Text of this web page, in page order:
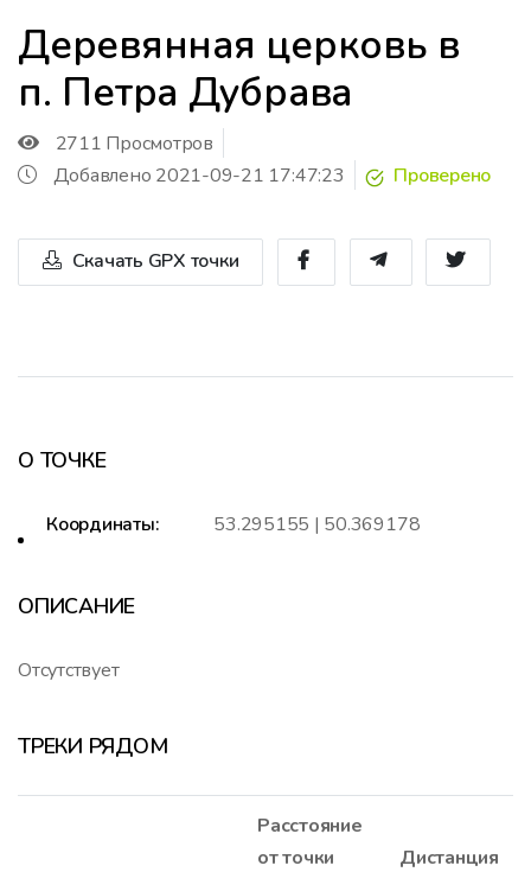
Деревянная церковь в
п. Петра Дубрава
2711 Просмотров
Добавлено 2021-09-21 17:47:23
Проверено
Скачать GPX точки
О ТОЧКЕ
Координаты: 53.295155 | 50.369178
ОПИСАНИЕ
Отсутствует
ТРЕКИ РЯДОМ
Расстояние
от точки
Дистанция